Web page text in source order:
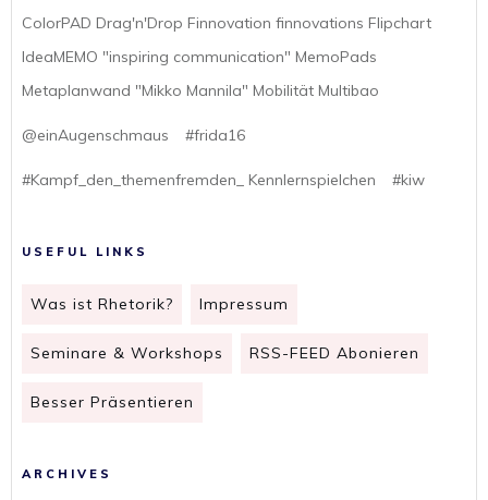
ColorPAD Drag'n'Drop Finnovation finnovations Flipchart
IdeaMEMO "inspiring communication" MemoPads
Metaplanwand "Mikko Mannila" Mobilität Multibao
@einAugenschmaus #frida16
#Kampf_den_themenfremden_ Kennlernspielchen #kiw
USEFUL LINKS
Was ist Rhetorik? Impressum
Seminare & Workshops RSS-FEED Abonieren
Besser Präsentieren
ARCHIVES